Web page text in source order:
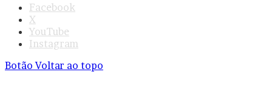
Facebook
X
YouTube
Instagram
Botão Voltar ao topo